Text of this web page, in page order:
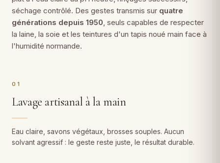
séchage contrôlé. Des gestes transmis sur quatre
générations depuis 1950, seuls capables de respecter
la laine, la soie et les teintures d'un tapis noué main face à
l'humidité normande.
01
Lavage artisanal à la main
Eau claire, savons végétaux, brosses souples. Aucun
solvant agressif : le geste reste juste, le résultat durable.